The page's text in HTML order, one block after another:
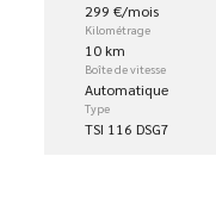
299 €/mois
Kilométrage
10 km
Boîte de vitesse
Automatique
Type
TSI 116 DSG7